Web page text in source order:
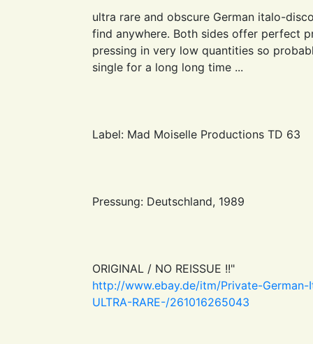
ultra rare and obscure German italo-
find anywhere. Both sides offer perfect
pressing in very low quantities so
single for a long long time ...
Label: Mad Moiselle Productions TD 63
Pressung: Deutschland, 1989
ORIGINAL / NO REISSUE !!"
http://www.ebay.de/itm/Private-
ULTRA-RARE-/261016265043